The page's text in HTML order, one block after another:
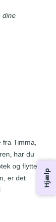
dine
Timma,
har du
og flytte
er det
Hjælp